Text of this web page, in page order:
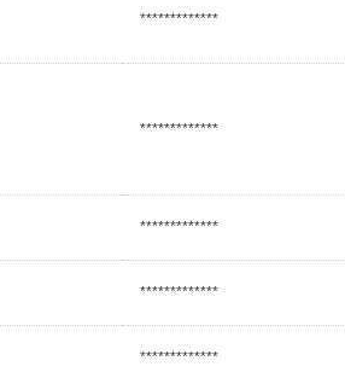
*************
*************
*************
*************
*************